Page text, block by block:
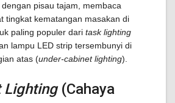
pisau tajam, membaca
tingkat kematangan masakan di
paling populer dari task lighting
lampu LED strip tersembunyi di
atas (under-cabinet lighting).
Lighting(Cahaya